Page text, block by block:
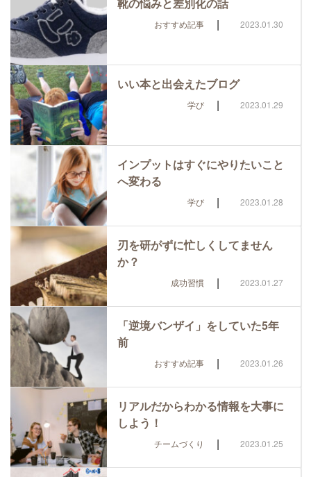
おすすめ記事 | 2023.01.30
いい本と出会えたブログ
学び | 2023.01.29
インプットはすぐにやりたいこと
へ変わる
学び | 2023.01.28
刃を研がずに忙しくしてません
か？
成功習慣 | 2023.01.27
「逆境バンザイ」をしていた5年
前
おすすめ記事 | 2023.01.26
リアルだからわかる情報を大事に
しよう！
チームづくり | 2023.01.25